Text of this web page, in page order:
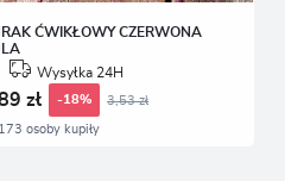
ĆWIKŁOWY CZERWONA
Wysyłka 24H
zł -18% 3,53 zł
osoby kupiły